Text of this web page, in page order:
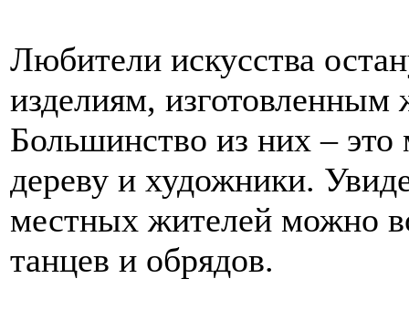
Любители искусства
изделиям,
Большинство из них –
дереву и художники.
местных жителей можно
танцев и обрядов.